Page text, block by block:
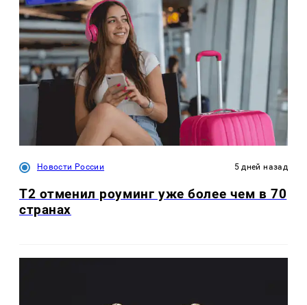
Новости России 5 дней назад
Т2 отменил роуминг уже более чем в 70
странах